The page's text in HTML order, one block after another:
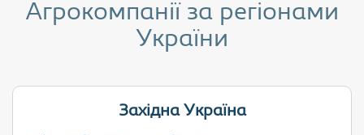
Агрокомпанії за регіонами
України
Західна Україна